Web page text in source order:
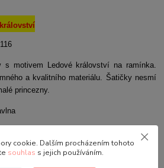
s motivem Ledové království na ramínka.
a kvalitního materiálu. Šatičky nesmí
princezny.
teplotě do 40oC, chemicky nešistit,
110oC, nesušit v sušičce.
cookie. Dalším procházením tohoto
souhlas s jejich používáním.